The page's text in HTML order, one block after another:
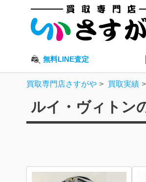
無料LINE査定
買取専門店さすがや 買取実績
ルイ・ヴィトン